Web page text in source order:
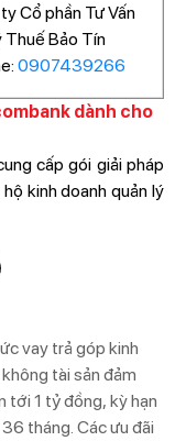
Cổ phần Tư Vấn
Thuế Bảo Tín
0907439266
dành cho
cấp gói giải pháp
kinh doanh quản lý
vay trả góp kinh
tài sản đảm
tới 1 tỷ đồng, kỳ hạn
tháng. Các ưu đãi